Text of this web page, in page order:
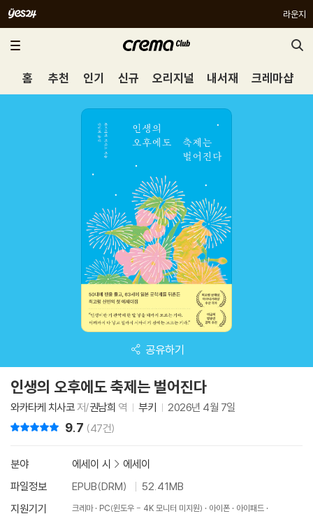
라운지
홈 추천 인기 신규 오리지널 내서재 크레마샵
공유하기
인생의 오후에도 축제는 벌어진다
와카타케 치사코저/권남희 역 부키 2026년 4월 7일
9.7 (47건)
분야 에세이 시 > 에세이
파일정보
EPUB(DRM)
52.41MB
지원기기
크레마 PC(윈도우 - 4K 모니터 미지원) 아이폰
아이패드